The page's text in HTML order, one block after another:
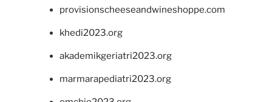
provisionscheeseandwineshoppe.com
khedi2023.org
akademikgeriatri2023.org
marmarapediatri2023.org